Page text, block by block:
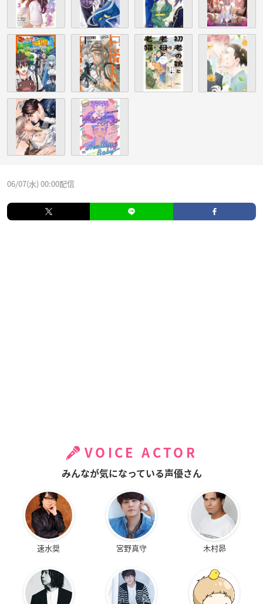
06/07(水) 00:00配信
VOICE ACTOR
みんなが気になっている声優さん
速水奨 宮野真守 木村昴